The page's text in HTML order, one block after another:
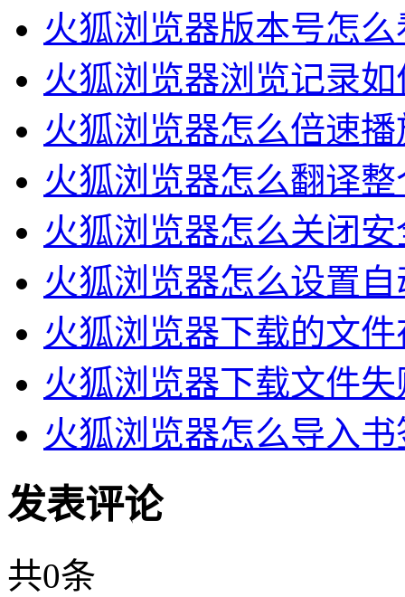
火狐浏览器版本号怎
火狐浏览器浏览记录
火狐浏览器怎么倍速
火狐浏览器怎么翻译
火狐浏览器怎么关闭
火狐浏览器怎么设置
火狐浏览器下载的文
火狐浏览器下载文件
火狐浏览器怎么导入
发表评论
共0条